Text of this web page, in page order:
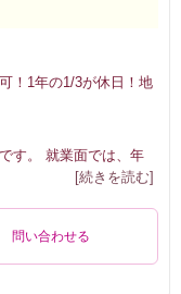
！1年の1/3が休日！地
す。 就業面では、年
[続きを読む]
問い合わせる